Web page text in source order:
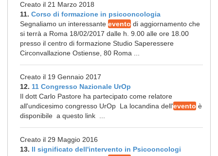
Creato il 21 Marzo 2018
11. Corso di formazione in psicooncologia
Segnaliamo un interessante evento di aggiornamento che
si terrà a Roma 18/02/2017 dalle h. 9.00 alle ore 18.00
presso il centro di formazione Studio Saperessere
Circonvallazione Ostiense, 80 Roma ...
Creato il 19 Gennaio 2017
12. 11 Congresso Nazionale UrOp
Il dott Carlo Pastore ha partecipato come relatore
all'undicesimo congresso UrOp La locandina dell'evento è
disponibile a questo link ...
Creato il 29 Maggio 2016
13. Il significato dell'intervento in Psicooncologi